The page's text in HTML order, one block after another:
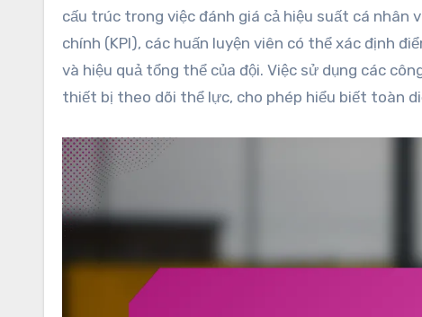
cấu trúc trong việc đánh giá cả hiệu suất cá nhân
chính (KPI), các huấn luyện viên có thể xác định
và hiệu quả tổng thể của đội. Việc sử dụng các
thiết bị theo dõi thể lực, cho phép hiểu biết toàn